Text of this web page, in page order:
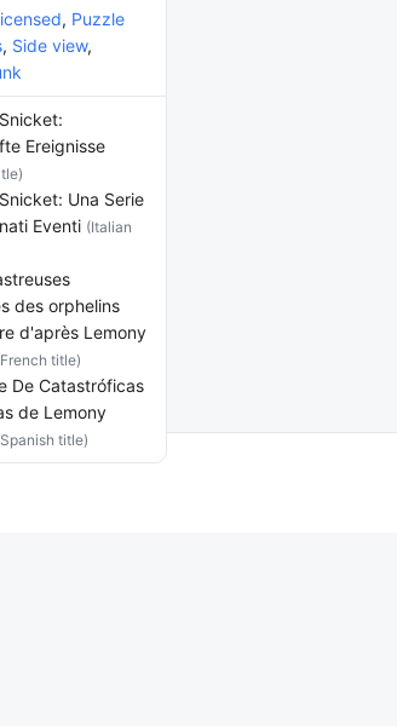
, Puzzle
, Side view,
Ereignisse
Una Serie
Eventi (Italian
des orphelins
d'après Lemony
title)
De Catastróficas
de Lemony
title)